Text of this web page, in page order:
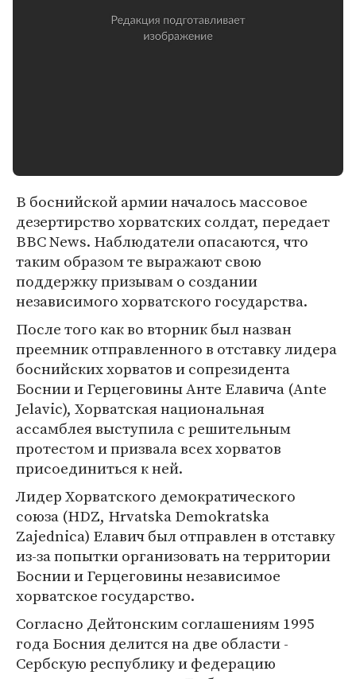
В боснийской армии началось массовое
дезертирство хорватских солдат, передает
BBC News. Наблюдатели опасаются, что
таким образом те выражают свою
поддержку призывам о создании
независимого хорватского государства.
После того как во вторник был назван
преемник отправленного в отставку лидера
боснийских хорватов и сопрезидента
Боснии и Герцеговины Анте Елавича (Ante
Jelavic), Хорватская национальная
ассамблея выступила с решительным
протестом и призвала всех хорватов
присоединиться к ней.
Лидер Хорватского демократического
союза (HDZ, Hrvatska Demokratska
Zajednica) Елавич был отправлен в отставку
из-за попытки организовать на территории
Боснии и Герцеговины независимое
хорватское государство.
Согласно Дейтонским соглашениям 1995
года Босния делится на две области -
Сербскую республику и федерацию